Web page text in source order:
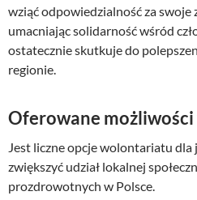
wziąć odpowiedzialność za
umacniając solidarność wśród
ostatecznie skutkuje do
regionie.
Oferowane
Jest liczne opcje wolontariatu dla
zwiększyć udział lokalnej
prozdrowotnych w Polsce.